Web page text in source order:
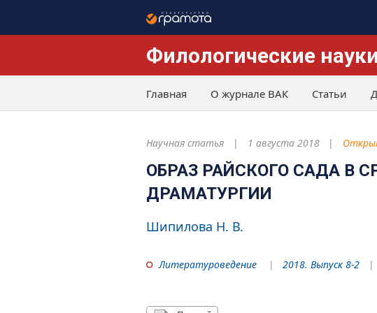
Филологические
Главная О журнале ВАК Статьи
Научная статья 1 августа 2018
ОБРАЗ РАЙСКОГО САДА В
ДРАМАТУРГИИ
Шипилова Н. В.
Литературоведение 2018. Выпуск 8-2